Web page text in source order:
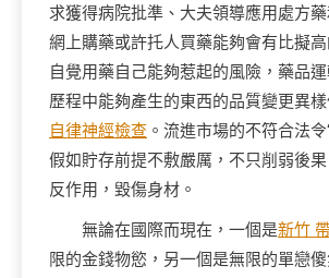
求獲得病院批準、大夫領導應用處方
網上購藥或許托人買藥能夠會有比擬
自覺用藥自己能夠惹起的風險，藥品
歷程中能夠產生的東西的品質變更異
自律神經檢查 。流進市場的不符合法令
假如貯存前提不敷嚴厲，不只削弱後
反作用，毀傷身材。
無論在國際而現在，一個是新竹
限的金錢物慾，另一個是無限的單戀